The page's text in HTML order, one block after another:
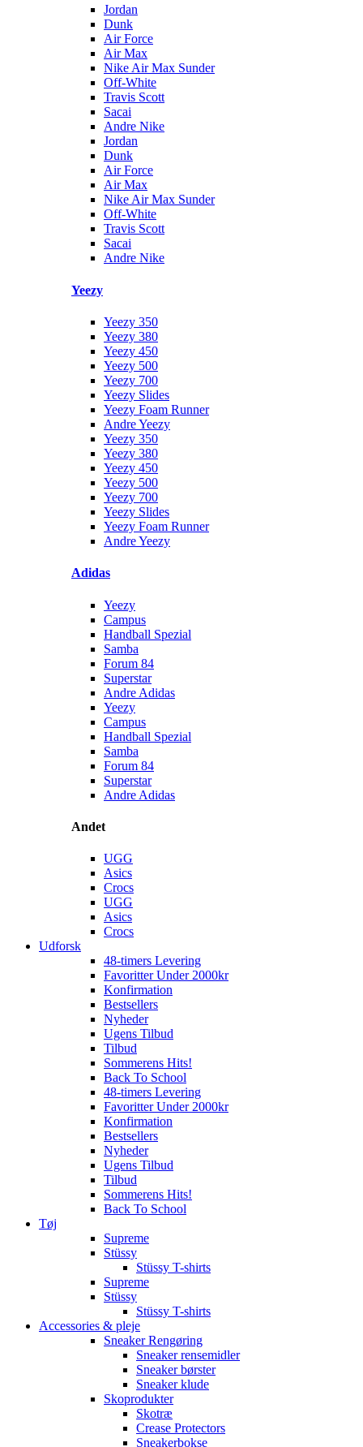
Jordan
Dunk
Air Force
Air Max
Nike Air Max Sunder
Off-White
Travis Scott
Sacai
Andre Nike
Jordan
Dunk
Air Force
Air Max
Nike Air Max Sunder
Off-White
Travis Scott
Sacai
Andre Nike
Yeezy
Yeezy 350
Yeezy 380
Yeezy 450
Yeezy 500
Yeezy 700
Yeezy Slides
Yeezy Foam Runner
Andre Yeezy
Yeezy 350
Yeezy 380
Yeezy 450
Yeezy 500
Yeezy 700
Yeezy Slides
Yeezy Foam Runner
Andre Yeezy
Adidas
Yeezy
Campus
Handball Spezial
Samba
Forum 84
Superstar
Andre Adidas
Yeezy
Campus
Handball Spezial
Samba
Forum 84
Superstar
Andre Adidas
Andet
UGG
Asics
Crocs
UGG
Asics
Crocs
Udforsk
48-timers Levering
Favoritter Under 2000kr
Konfirmation
Bestsellers
Nyheder
Ugens Tilbud
Tilbud
Sommerens Hits!
Back To School
48-timers Levering
Favoritter Under 2000kr
Konfirmation
Bestsellers
Nyheder
Ugens Tilbud
Tilbud
Sommerens Hits!
Back To School
Tøj
Supreme
Stüssy
Stüssy T-shirts
Supreme
Stüssy
Stüssy T-shirts
Accessories & pleje
Sneaker Rengøring
Sneaker rensemidler
Sneaker børster
Sneaker klude
Skoprodukter
Skotræ
Crease Protectors
Sneakerbokse